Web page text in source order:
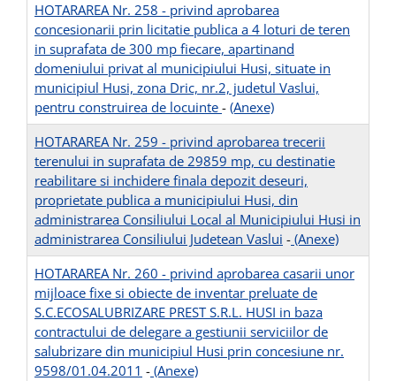
HOTARAREA Nr. 258 - privind aprobarea
concesionarii prin licitatie publica a 4 loturi de teren
in suprafata de 300 mp fiecare, apartinand
domeniului privat al municipiului Husi, situate in
municipiul Husi, zona Dric, nr.2, judetul Vaslui,
pentru construirea de locuinte - (Anexe)
HOTARAREA Nr. 259 - privind aprobarea trecerii
terenului in suprafata de 29859 mp, cu destinatie
reabilitare si inchidere finala depozit deseuri,
proprietate publica a municipiului Husi, din
administrarea Consiliului Local al Municipiului Husi in
administrarea Consiliului Judetean Vaslui - (Anexe)
HOTARAREA Nr. 260 - privind aprobarea casarii unor
mijloace fixe si obiecte de inventar preluate de
S.C.ECOSALUBRIZARE PREST S.R.L. HUSI in baza
contractului de delegare a gestiunii serviciilor de
salubrizare din municipiul Husi prin concesiune nr.
9598/01.04.2011 - (Anexe)